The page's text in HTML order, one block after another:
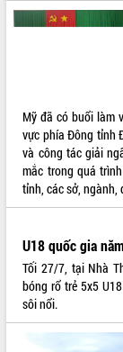
Hội nghị triển khai kết
truyền số liệu chuyên
Lễ phát động chuỗi
Xã Ea Kar bước
công tác cải cách
mới
UBND tỉnh họp báo
năm 2026
Hội thảo khoa học
Đắk Lắk”
Tăng cường giám sát,
hiện nhiệm vụ quản lý
hàng tuần
Tháo gỡ những vướng
công tác cải cách thủ
Mỹ đã có buổi làm
vực phía Đông tỉnh
và công tác giải
mắc trong quá
tỉnh, các sở,
U18 quốc gia
Tối 27/7, tại Nhà
bóng rổ trẻ 5x5
sôi nổi.